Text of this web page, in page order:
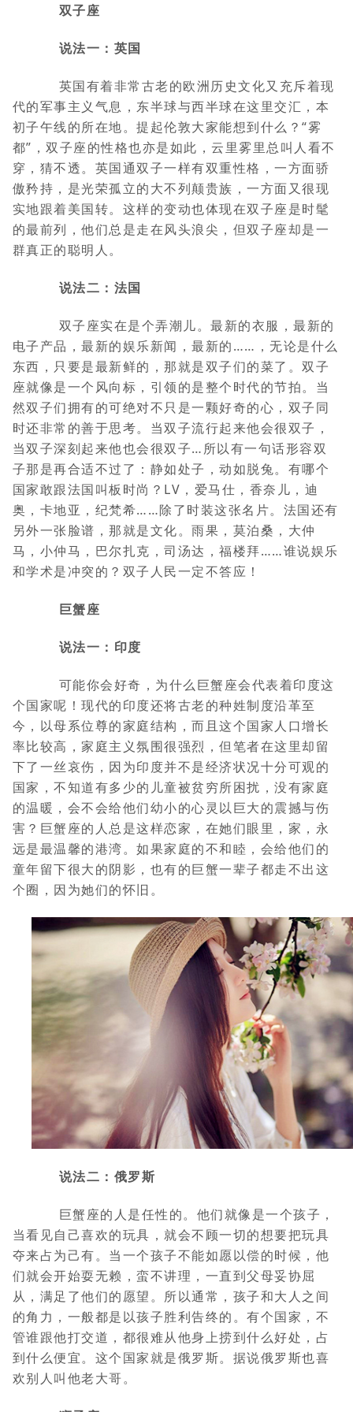
双子座
说法一：英国
英国有着非常古老的欧洲历史文化又充斥着现
代的军事主义气息，东半球与西半球在这里交汇，本
初子午线的所在地。提起伦敦大家能想到什么？“雾
都”，双子座的性格也亦是如此，云里雾里总叫人看不
穿，猜不透。英国通双子一样有双重性格，一方面骄
傲矜持，是光荣孤立的大不列颠贵族，一方面又很现
实地跟着美国转。这样的变动也体现在双子座是时髦
的最前列，他们总是走在风头浪尖，但双子座却是一
群真正的聪明人。
说法二：法国
双子座实在是个弄潮儿。最新的衣服，最新的
电子产品，最新的娱乐新闻，最新的……，无论是什么
东西，只要是最新鲜的，那就是双子们的菜了。双子
座就像是一个风向标，引领的是整个时代的节拍。当
然双子们拥有的可绝对不只是一颗好奇的心，双子同
时还非常的善于思考。当双子流行起来他会很双子，
当双子深刻起来他也会很双子…所以有一句话形容双
子那是再合适不过了：静如处子，动如脱兔。有哪个
国家敢跟法国叫板时尚？LV，爱马仕，香奈儿，迪
奥，卡地亚，纪梵希……除了时装这张名片。法国还有
另外一张脸谱，那就是文化。雨果，莫泊桑，大仲
马，小仲马，巴尔扎克，司汤达，福楼拜……谁说娱乐
和学术是冲突的？双子人民一定不答应！
巨蟹座
说法一：印度
可能你会好奇，为什么巨蟹座会代表着印度这
个国家呢！现代的印度还将古老的种姓制度沿革至
今，以母系位尊的家庭结构，而且这个国家人口增长
率比较高，家庭主义氛围很强烈，但笔者在这里却留
下了一丝哀伤，因为印度并不是经济状况十分可观的
国家，不知道有多少的儿童被贫穷所困扰，没有家庭
的温暖，会不会给他们幼小的心灵以巨大的震撼与伤
害？巨蟹座的人总是这样恋家，在她们眼里，家，永
远是最温馨的港湾。如果家庭的不和睦，会给他们的
童年留下很大的阴影，也有的巨蟹一辈子都走不出这
个圈，因为她们的怀旧。
说法二：俄罗斯
巨蟹座的人是任性的。他们就像是一个孩子，
当看见自己喜欢的玩具，就会不顾一切的想要把玩具
夺来占为己有。当一个孩子不能如愿以偿的时候，他
们就会开始耍无赖，蛮不讲理，一直到父母妥协屈
从，满足了他们的愿望。所以通常，孩子和大人之间
的角力，一般都是以孩子胜利告终的。有个国家，不
管谁跟他打交道，都很难从他身上捞到什么好处，占
到什么便宜。这个国家就是俄罗斯。据说俄罗斯也喜
欢别人叫他老大哥。